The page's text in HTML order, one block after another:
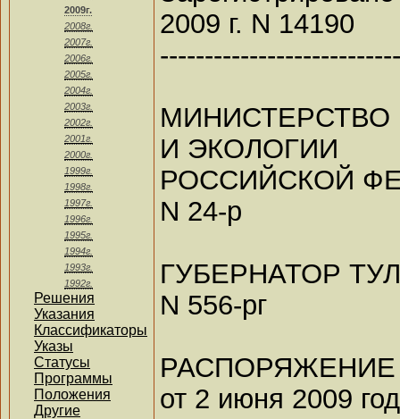
2009г.
2008г.
2007г.
2006г.
2005г.
2004г.
2003г.
2002г.
2001г.
2000г.
1999г.
1998г.
1997г.
1996г.
1995г.
1994г.
1993г.
1992г.
Решения
Указания
Классификаторы
Указы
Статусы
Программы
Положения
Другие
2009 г. N 14190
И ЭКОЛОГИИ
РОССИЙСКОЙ
N 24-р
ГУБЕРНАТОР
N 556-рг
РАСПОРЯЖЕНИЕ
от 2 июня 2009